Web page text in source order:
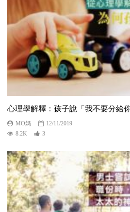
心理學解釋：孩子說「我不要分給
MO媽
12/11/2019
8.2K
3